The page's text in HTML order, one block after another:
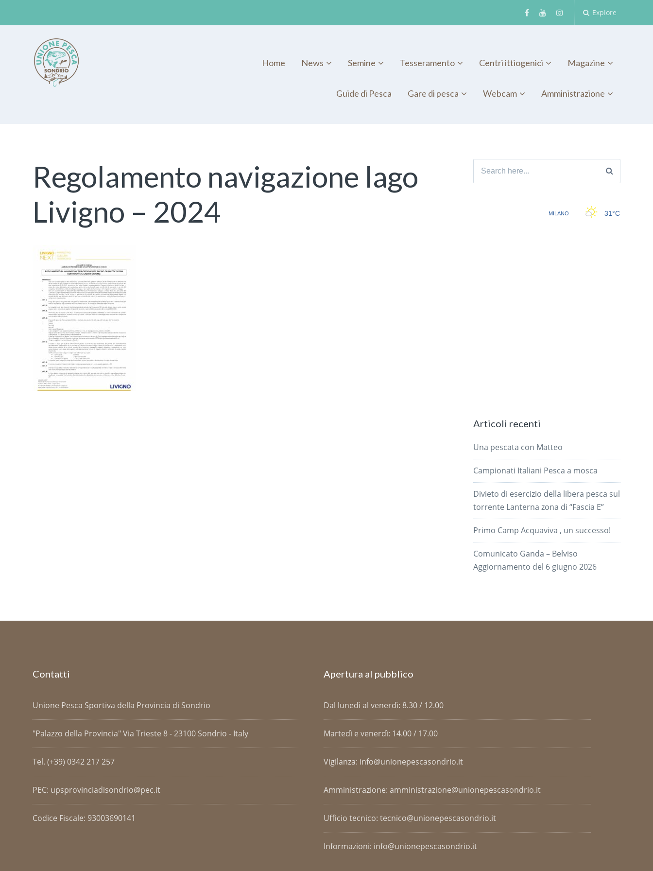
Explore
Home News Semine Tesseramento Centri ittiogenici Magazine
Guide di Pesca Gare di pesca Webcam Amministrazione
Regolamento navigazione lago
Livigno – 2024
Search
Articoli recenti
Una pescata con Matteo
Campionati Italiani Pesca a mosca
Divieto di esercizio della libera pesca sul
torrente Lanterna zona di “Fascia E”
Primo Camp Acquaviva , un successo!
Comunicato Ganda – Belviso
Aggiornamento del 6 giugno 2026
Contatti
Unione Pesca Sportiva della Provincia di Sondrio
"Palazzo della Provincia" Via Trieste 8 - 23100 Sondrio - Italy
Tel. (+39) 0342 217 257
PEC: upsprovinciadisondrio@pec.it
Codice Fiscale: 93003690141
Apertura al pubblico
Dal lunedì al venerdì: 8.30 / 12.00
Martedì e venerdì: 14.00 / 17.00
Vigilanza: info@unionepescasondrio.it
Amministrazione: amministrazione@unionepescasondrio.it
Ufficio tecnico: tecnico@unionepescasondrio.it
Informazioni: info@unionepescasondrio.it